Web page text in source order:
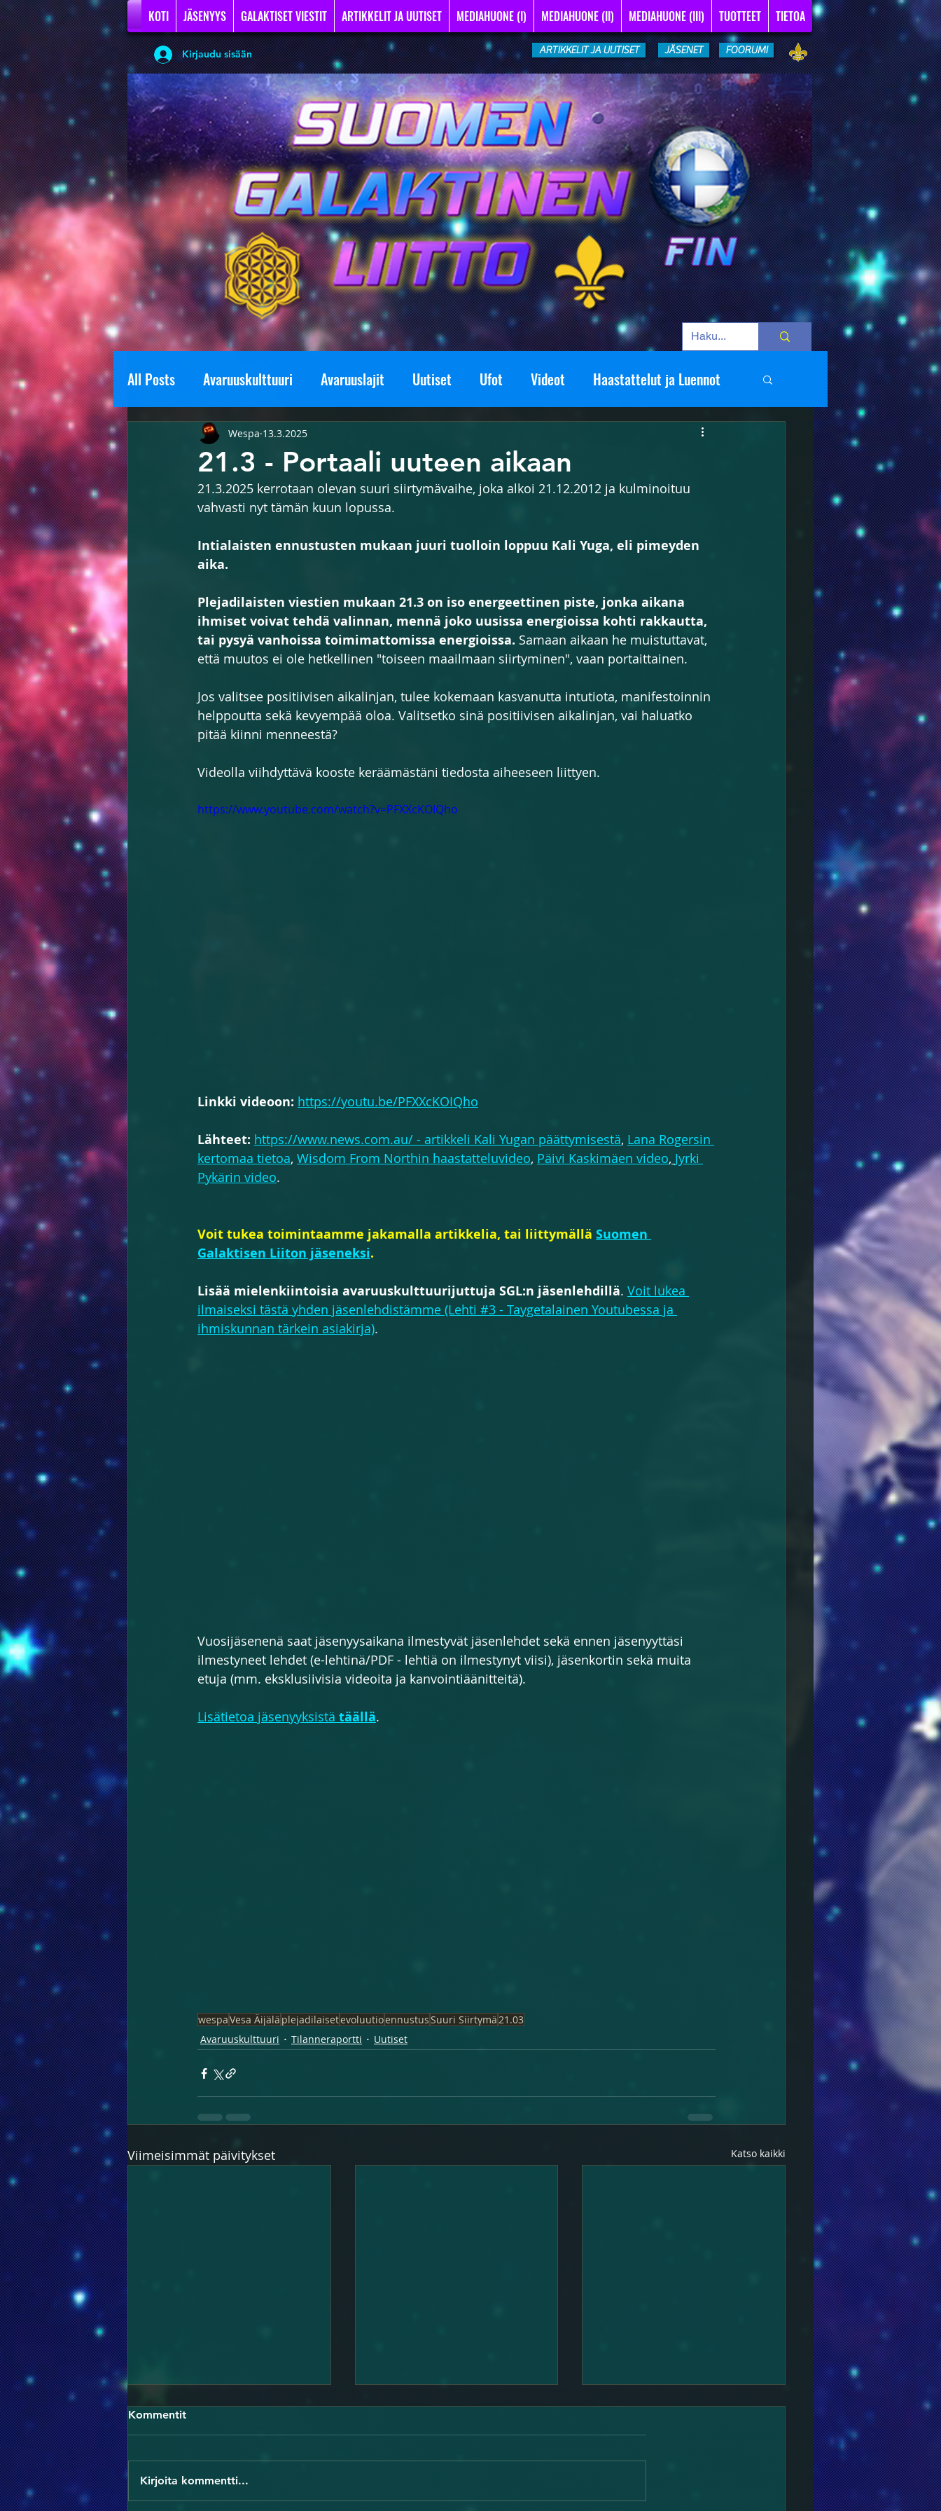
KOTI JÄSENYYS GALAKTISET VIESTIT ARTIKKELIT JA UUTISET MEDIAHUONE (I) MEDIAHUONE (II) MEDIAHUONE (III) TUOTTEET TIETOA
Kirjaudu sisään JÄSENET FOORUMI
ARTIKKELIT JA UUTISET
All Posts Avaruuskulttuuri Avaruuslajit Uutiset Ufot Videot Haastattelut ja Luennot
Tilanneraportti Kokemukset
Salaisuudet ja Mysteerit Avaruus Kanavoinnit SGL tiedottaa Tapahtumat Kuvat
Meditaatio
21.3 - Portaali uuteen aikaan
Wespa 13.3.2025
21.3.2025 kerrotaan olevan suuri siirtymävaihe, joka alkoi 21.12.2012 ja kulminoituu
vahvasti nyt tämän kuun lopussa.
Intialaisten ennustusten mukaan juuri tuolloin loppuu Kali Yuga, eli pimeyden
aika.
Plejadilaisten viestien mukaan 21.3 on iso energeettinen piste, jonka aikana
ihmiset voivat tehdä valinnan, mennä joko uusissa energioissa kohti rakkautta,
tai pysyä vanhoissa toimimattomissa energioissa. Samaan aikaan he muistuttavat,
että muutos ei ole hetkellinen "toiseen maailmaan siirtyminen", vaan portaittainen.
Jos valitsee positiivisen aikalinjan, tulee kokemaan kasvanutta intutiota, manifestoinnin
helppoutta sekä kevyempää oloa. Valitsetko sinä positiivisen aikalinjan, vai haluatko
pitää kiinni menneestä?
Videolla viihdyttävä kooste keräämästäni tiedosta aiheeseen liittyen.
https://www.youtube.com/watch?v=PFXXcKOIQho
Linkki videoon: https://youtu.be/PFXXcKOIQho
Lähteet: https://www.news.com.au/ - artikkeli Kali Yugan päättymisestä, Lana Rogersin
kertomaa tietoa, Wisdom From Northin haastatteluvideo, Päivi Kaskimäen video, Jyrki
Pykärin video.
Voit tukea toimintaamme jakamalla artikkelia, tai liittymällä Suomen
Galaktisen Liiton jäseneksi.
Lisää mielenkiintoisia avaruuskulttuurijuttuja SGL:n jäsenlehdillä. Voit lukea
ilmaiseksi tästä yhden jäsenlehdistämme (Lehti #3 - Taygetalainen Youtubessa ja
ihmiskunnan tärkein asiakirja).
Vuosijäsenenä saat jäsenyysaikana ilmestyvät jäsenlehdet sekä ennen jäsenyyttäsi
ilmestyneet lehdet (e-lehtinä/PDF - lehtiä on ilmestynyt viisi), jäsenkortin sekä muita
etuja (mm. eksklusiivisia videoita ja kanvointiäänitteitä).
Lisätietoa jäsenyyksistä täällä.
wespaVesa Äijälä plejadilaisetevoluutioennustusSuuri Siirtymä21.03
Avaruuskulttuuri
Tilanneraportti Uutiset
Viimeisimmät päivitykset Katso kaikki
Kommentit
Kirjoita kommentti...